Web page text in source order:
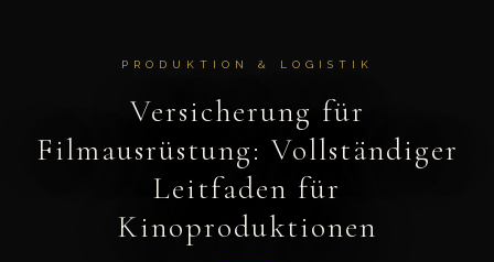
PRODUKTION & LOGISTIK
Versicherung für
Filmausrüstung: Vollständiger
Leitfaden für
Kinoproduktionen